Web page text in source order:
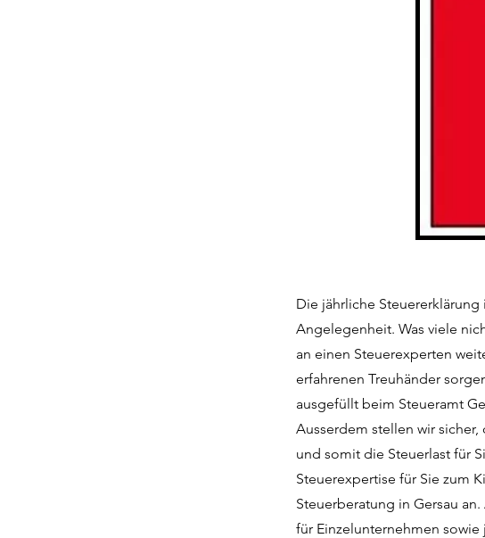
Die jährliche
Angelegenheit. Was viele
an einen Steuerexperten
erfahrenen Treuhänder
ausgefüllt beim Steueramt
Ausserdem stellen wir
und somit die Steuerlast für
Steuerexpertise für Sie zum
Steuerberatung in Gersau
für Einzelunternehmen